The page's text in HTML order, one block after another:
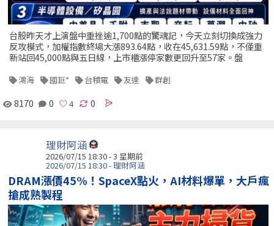
台股昨天才上演盤中重挫逾1,700點的驚魂記，今天立刻切換成強力
反攻模式，加權指數終場大漲893.64點，收在45,631.59點，不僅重
新站回45,000點與五日線，上市櫃漲停家數更回升至57家。盤
鴻海 國巨* 台積電 友達 群創
8170 0 0
理財阿涵
2026/07/15 18:30 - 3 星期前
2026/07/15 18:30 - 理財阿涵
DRAM漲價45%！SpaceX點火，AI材料爆單，大戶瘋
搶成熟製程